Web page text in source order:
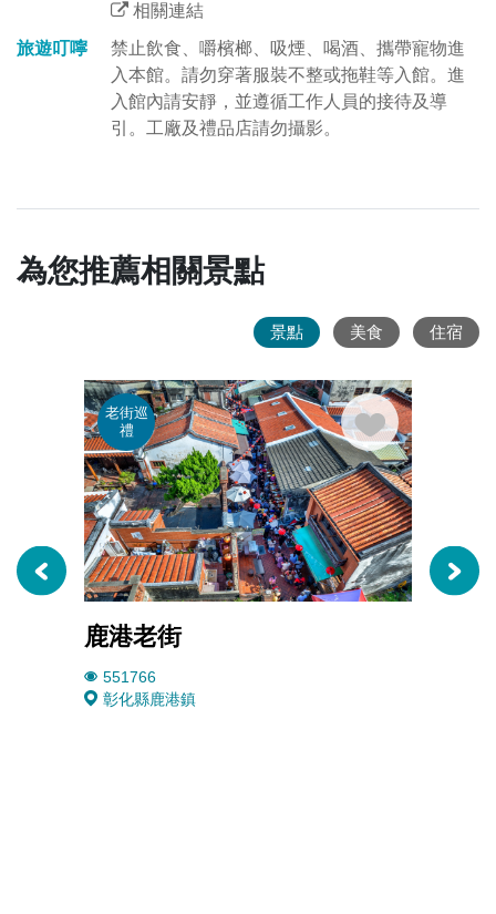
相關連結
旅遊叮嚀
禁止飲食、嚼檳榔、吸煙、喝酒、攜帶寵物進
入本館。請勿穿著服裝不整或拖鞋等入館。進
入館內請安靜，並遵循工作人員的接待及導
引。工廠及禮品店請勿攝影。
為您推薦相關景點
景點 美食 住宿
老街巡
禮
鹿港老街
551766
彰化縣鹿港鎮